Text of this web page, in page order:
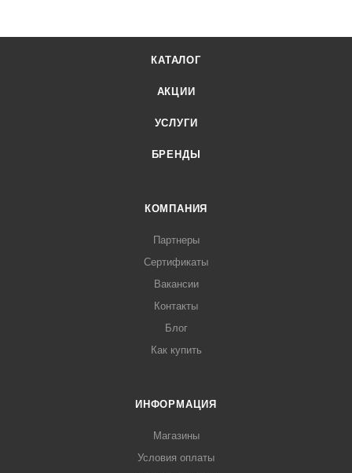
КАТАЛОГ
АКЦИИ
УСЛУГИ
БРЕНДЫ
КОМПАНИЯ
Партнеры
Сертификаты
Вакансии
Контакты
Блог
Как купить
ИНФОРМАЦИЯ
Магазины
Условия оплаты